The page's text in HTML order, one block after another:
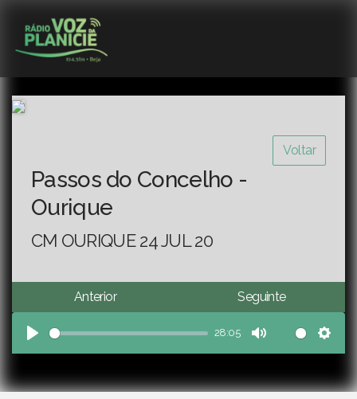
Voltar
Passos do Concelho -
Ourique
CM OURIQUE 24 JUL 20
Anterior Seguinte
Play
28:05
Mute